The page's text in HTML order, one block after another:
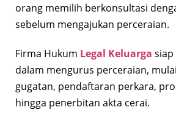
orang memilih berkonsultasi
sebelum mengajukan perceraian.
Firma Hukum Legal Keluarga
dalam mengurus perceraian,
gugatan, pendaftaran perkara,
hingga penerbitan akta cerai.